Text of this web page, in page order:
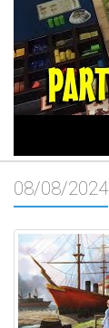
08/08/2024